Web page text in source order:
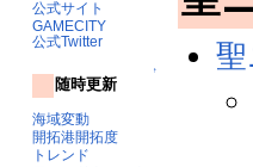
公式サイト
GAMECITY
公式Twitter
↑
随時更新
海域変動
開拓港開拓度
トレンド